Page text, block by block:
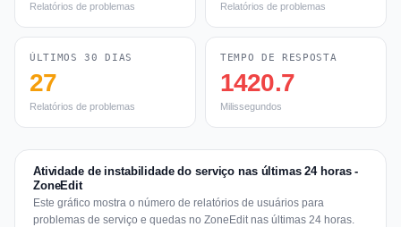
Relatórios de problemas Relatórios de problemas
ÚLTIMOS 30 DIAS
27
Relatórios de problemas
TEMPO DE RESPOSTA
1420.7
Milissegundos
Atividade de instabilidade do serviço nas últimas 24 horas -
ZoneEdit
Este gráfico mostra o número de relatórios de usuários para
problemas de serviço e quedas no ZoneEdit nas últimas 24 horas.